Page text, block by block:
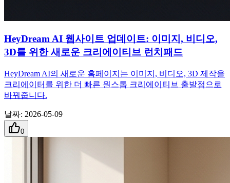
HeyDream AI 웹사이트 업데이트: 이미지, 비디오,
3D를 위한 새로운 크리에이티브 런치패드
HeyDream AI의 새로운 홈페이지는 이미지, 비디오, 3D 제작을
크리에이터를 위한 더 빠른 원스톱 크리에이티브 출발점으로
바꿔줍니다.
날짜: 2026-05-09
0